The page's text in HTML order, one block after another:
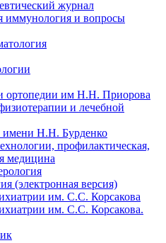
журнал
иммунология и вопросы
ортопедии им Н.Н. Приорова
и лечебной
имени Н.Н. Бурденко
профилактическая,
медицина
(электронная версия)
им. С.С. Корсакова
им. С.С. Корсакова.